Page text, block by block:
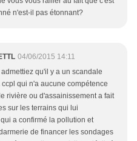
n'est-il pas étonnant?
04/06/2015 14:11
qu'il y a un scandale
qui n'a aucune compétence
rivière ou d'assainissement a fait
sur les terrains qui lui
a confirmé la pollution et
de financer les sondages